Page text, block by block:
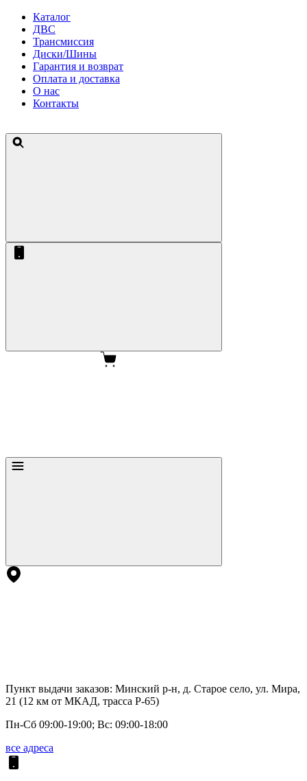
Каталог
ДВС
Трансмиссия
Диски/Шины
Гарантия и возврат
Оплата и доставка
О нас
Контакты
Пункт выдачи заказов: Минский р-н, д. Старое село, ул. Мира,
21 (12 км от МКАД, трасса P-65)
Пн-Сб 09:00-19:00; Вс: 09:00-18:00
все адреса